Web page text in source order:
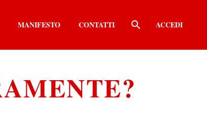
MANIFESTO CONTATTI ACCEDI